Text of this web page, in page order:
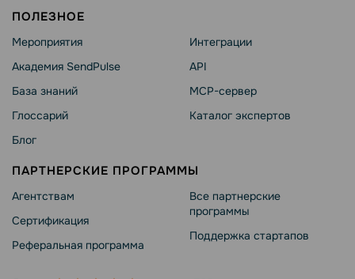
ПОЛЕЗНОЕ
Мероприятия
Академия SendPulse
База знаний
Глоссарий
Блог
Интеграции
API
MCP-сервер
Каталог экспертов
ПАРТНЕРСКИЕ ПРОГРАММЫ
Агентствам
Сертификация
Реферальная программа
Все партнерские
программы
Поддержка стартапов